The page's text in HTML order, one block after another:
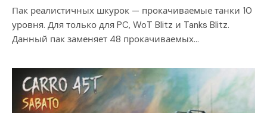
Пак реалистичных шкурок — прокачиваемые танки 10
уровня. Для только для PC, WoT Blitz и Tanks Blitz.
Данный пак заменяет 48 прокачиваемых…